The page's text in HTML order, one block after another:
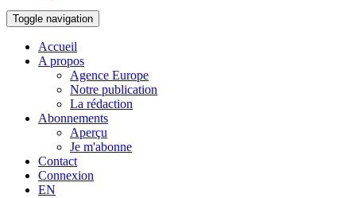
Toggle navigation
Accueil
A propos
Agence Europe
Notre publication
La rédaction
Abonnements
Aperçu
Je m'abonne
Contact
Connexion
EN